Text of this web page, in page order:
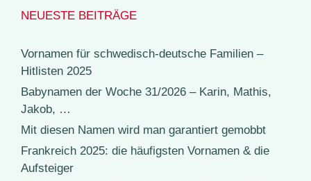
NEUESTE BEITRÄGE
Vornamen für schwedisch-deutsche Familien –
Hitlisten 2025
Babynamen der Woche 31/2026 – Karin, Mathis,
Jakob, …
Mit diesen Namen wird man garantiert gemobbt
Frankreich 2025: die häufigsten Vornamen & die
Aufsteiger